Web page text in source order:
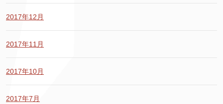
2017年12月
2017年11月
2017年10月
2017年7月